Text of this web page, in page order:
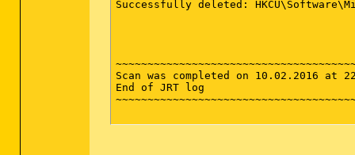
Successfully deleted:
Scan was completed on 10.02.2016 at
End of JRT log